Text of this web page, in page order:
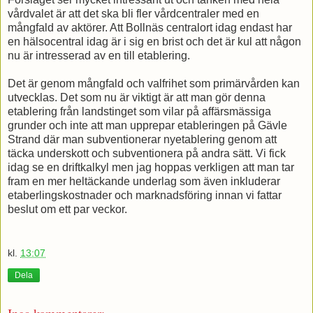
vårdvalet är att det ska bli fler vårdcentraler med en
mångfald av aktörer. Att Bollnäs centralort idag endast har
en hälsocentral idag är i sig en brist och det är kul att någon
nu är intresserad av en till etablering.
Det är genom mångfald och valfrihet som primärvården kan
utvecklas. Det som nu är viktigt är att man gör denna
etablering från landstinget som vilar på affärsmässiga
grunder och inte att man upprepar etableringen på Gävle
Strand där man subventionerar nyetablering genom att
täcka underskott och subventionera på andra sätt. Vi fick
idag se en driftkalkyl men jag hoppas verkligen att man tar
fram en mer heltäckande underlag som även inkluderar
etaberlingskostnader och marknadsföring innan vi fattar
beslut om ett par veckor.
kl. 13:07
Dela